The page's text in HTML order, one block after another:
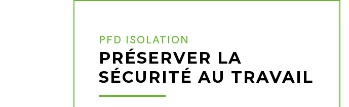
PFD ISOLATION
PRÉSERVER LA
SÉCURITÉ AU TRAVAIL